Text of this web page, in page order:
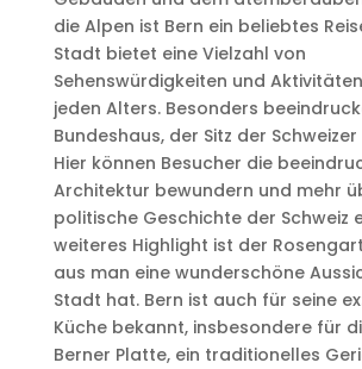
die Alpen ist Bern ein beliebtes
Stadt bietet eine Vielzahl von
Sehenswürdigkeiten und
jeden Alters. Besonders
Bundeshaus, der Sitz der
Hier können Besucher die
Architektur bewundern und mehr
politische Geschichte der Schweiz
weiteres Highlight ist der
aus man eine wunderschöne
Stadt hat. Bern ist auch für seine
Küche bekannt, insbesondere für
Berner Platte, ein traditionelles